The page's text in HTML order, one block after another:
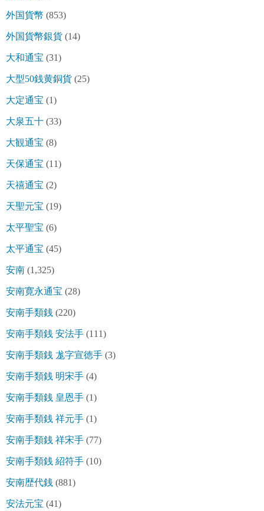
外国貨幣 (853)
外国貨幣銀貨 (14)
大和通宝 (31)
大型50銭黄銅貨 (25)
大定通宝 (1)
大泉五十 (33)
大観通宝 (8)
天保通宝 (11)
天禧通宝 (2)
天聖元宝 (19)
太平聖宝 (6)
太平通宝 (45)
安南 (1,325)
安南寛永通宝 (28)
安南手類銭 (220)
安南手類銭 安法手 (111)
安南手類銭 尨字宣徳手 (3)
安南手類銭 明宋手 (4)
安南手類銭 皇恩手 (1)
安南手類銭 祥元手 (1)
安南手類銭 祥宋手 (77)
安南手類銭 紹符手 (10)
安南歴代銭 (881)
安法元宝 (41)